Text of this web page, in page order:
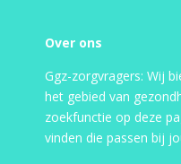
Over ons
Ggz-zorgvragers: Wij
het gebied van
zoekfunctie op deze
vinden die passen bij